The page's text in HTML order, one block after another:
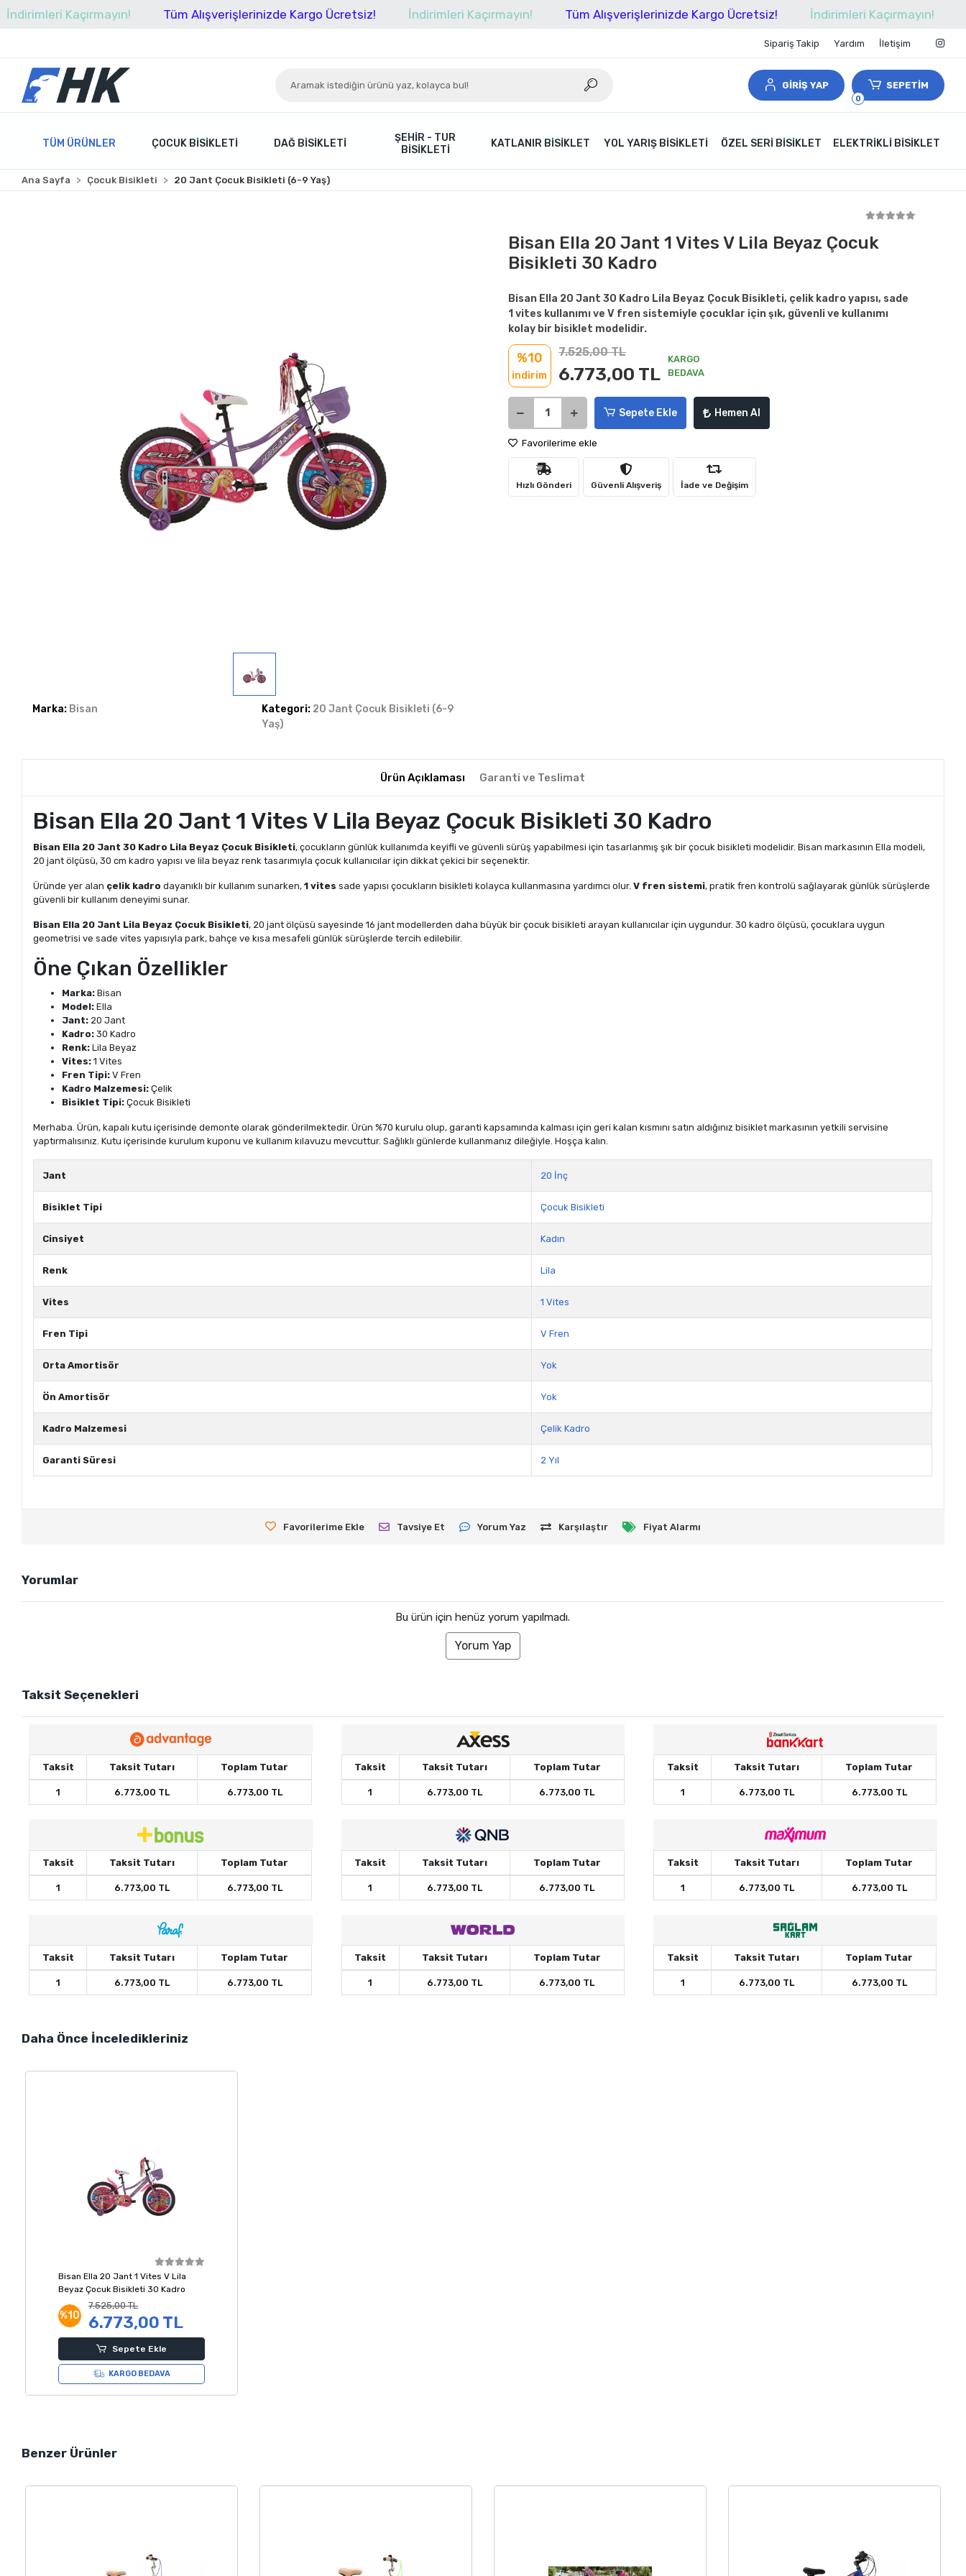
Kaçırmayın! Tüm Alışverişlerinizde Kargo Ücretsiz! İndirimleri Kaçırmayın! Tüm Alışverişlerinizde Kargo Ücretsiz! İndirimleri Kaçırmayın! Tüm
Sipariş Takip Yardım İletişim
GİRİŞ YAP
0
SEPETİM
TÜM ÜRÜNLER ÇOCUK BISIKLETI DAĞ BISIKLETI
ŞEHIR - TUR
BISIKLETI
KATLANIR BISIKLET YOL YARIŞ BISIKLETI ÖZEL SERI BISIKLET ELEKTRIKLI BISIKLET
Ana Sayfa Çocuk Bisikleti 20 Jant Çocuk Bisikleti (6-9 Yaş)
Marka: Bisan Kategori: 20 Jant Çocuk Bisikleti (6-9
Yaş)
Bisan Ella 20 Jant 1 Vites V Lila Beyaz Çocuk
Bisikleti 30 Kadro
Bisan Ella 20 Jant 30 Kadro Lila Beyaz Çocuk Bisikleti, çelik kadro yapısı, sade
1 vites kullanımı ve V fren sistemiyle çocuklar için şık, güvenli ve kullanımı
kolay bir bisiklet modelidir.
%10
indirim
7.525,00 TL
6.773,00 TL
KARGO
BEDAVA
Sepete Ekle Hemen Al
Favorilerime ekle
Hızlı Gönderi Güvenli Alışveriş İade ve Değişim
Ürün Açıklaması Garanti ve Teslimat
Bisan Ella 20 Jant 1 Vites V Lila Beyaz Çocuk Bisikleti 30 Kadro
Bisan Ella 20 Jant 30 Kadro Lila Beyaz Çocuk Bisikleti, çocukların günlük kullanımda keyifli ve güvenli sürüş yapabilmesi için tasarlanmış şık bir çocuk bisikleti modelidir. Bisan markasının Ella modeli,
20 jant ölçüsü, 30 cm kadro yapısı ve lila beyaz renk tasarımıyla çocuk kullanıcılar için dikkat çekici bir seçenektir.
Üründe yer alan çelik kadro dayanıklı bir kullanım sunarken,1 vites sade yapısı çocukların bisikleti kolayca kullanmasına yardımcı olur.V fren sistemi, pratik fren kontrolü sağlayarak günlük sürüşlerde
güvenli bir kullanım deneyimi sunar.
Bisan Ella 20 Jant Lila Beyaz Çocuk Bisikleti, 20 jant ölçüsü sayesinde 16 jant modellerden daha büyük bir çocuk bisikleti arayan kullanıcılar için uygundur. 30 kadro ölçüsü, çocuklara uygun
geometrisi ve sade vites yapısıyla park, bahçe ve kısa mesafeli günlük sürüşlerde tercih edilebilir.
Öne Çıkan Özellikler
Marka: Bisan
Model: Ella
Jant: 20 Jant
Kadro: 30 Kadro
Renk: Lila Beyaz
Vites: 1 Vites
Fren Tipi: V Fren
Kadro Malzemesi: Çelik
Bisiklet Tipi: Çocuk Bisikleti
Merhaba. Ürün, kapalı kutu içerisinde demonte olarak gönderilmektedir. Ürün %70 kurulu olup, garanti kapsamında kalması için geri kalan kısmını satın aldığınız bisiklet markasının yetkili servisine
yaptırmalısınız. Kutu içerisinde kurulum kuponu ve kullanım kılavuzu mevcuttur. Sağlıklı günlerde kullanmanız dileğiyle. Hoşça kalın.
Jant 20 İnç
Bisiklet Tipi Çocuk Bisikleti
Cinsiyet Kadın
Renk Lila
Vites 1 Vites
Fren Tipi V Fren
Orta Amortisör Yok
Ön Amortisör Yok
Kadro Malzemesi Çelik Kadro
Garanti Süresi 2 Yıl
Favorilerime Ekle Tavsiye Et Yorum Yaz Karşılaştır Fiyat Alarmı
Yorumlar
Bu ürün için henüz yorum yapılmadı.
Yorum Yap
Taksit Seçenekleri
Taksit Taksit Tutarı Toplam Tutar
1 6.773,00 TL 6.773,00 TL
Taksit Taksit Tutarı Toplam Tutar
1 6.773,00 TL 6.773,00 TL
Taksit Taksit Tutarı Toplam Tutar
1 6.773,00 TL 6.773,00 TL
Taksit Taksit Tutarı Toplam Tutar
1 6.773,00 TL 6.773,00 TL
Taksit Taksit Tutarı Toplam Tutar
1 6.773,00 TL 6.773,00 TL
Taksit Taksit Tutarı Toplam Tutar
1 6.773,00 TL 6.773,00 TL
Taksit Taksit Tutarı Toplam Tutar
1 6.773,00 TL 6.773,00 TL
Taksit Taksit Tutarı Toplam Tutar
1 6.773,00 TL 6.773,00 TL
Taksit Taksit Tutarı Toplam Tutar
1 6.773,00 TL 6.773,00 TL
Daha Önce İnceledikleriniz
Bisan Ella 20 Jant 1 Vites V Lila
Beyaz Çocuk Bisikleti 30 Kadro
%10
7.525,00 TL
6.773,00 TL
Sepete Ekle
KARGO BEDAVA
Benzer Ürünler